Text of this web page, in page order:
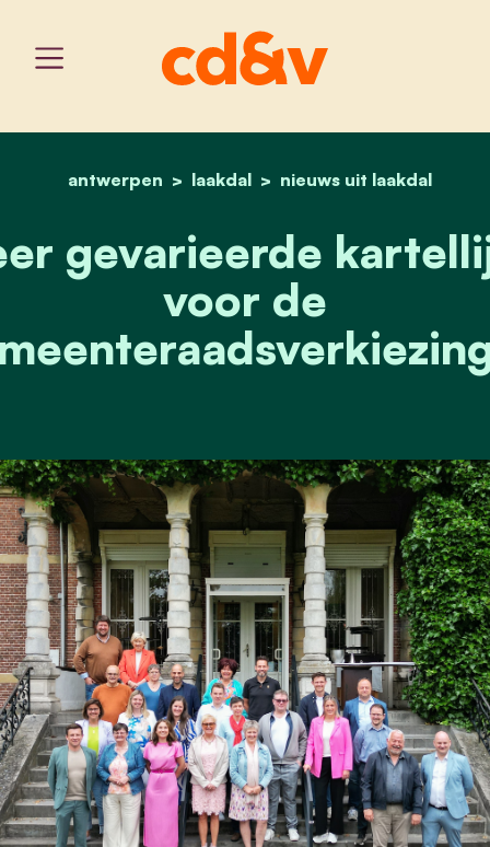
home
antwerpen laakdal nieuws uit laakdal
zeer gevarieerde
gevarieerde
voor de